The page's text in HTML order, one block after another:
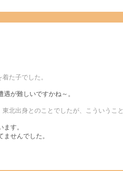
た子でした。
が難しいですかね～。
北出身とのことでしたが、こういう
す。
せんでした。